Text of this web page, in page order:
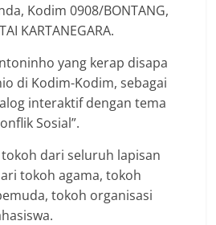
Kodim 0908/BONTANG,
KARTANEGARA.
yang kerap disapa
di Kodim-Kodim, sebagai
interaktif dengan tema
Sosial”.
dari seluruh lapisan
tokoh agama, tokoh
tokoh organisasi